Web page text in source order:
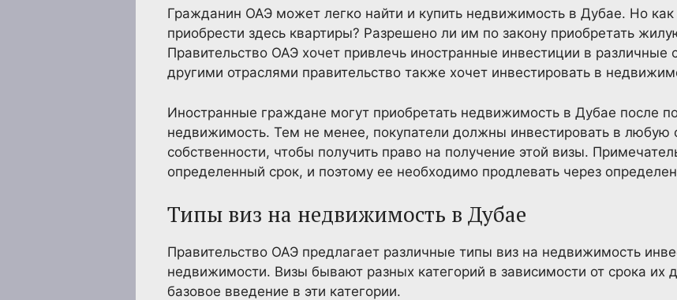
Гражданин ОАЭ может легко найти и купить недвижимость в Дубае. Но
приобрести здесь квартиры? Разрешено ли им по закону приобретать
Правительство ОАЭ хочет привлечь иностранные инвестиции в различные
другими отраслями правительство также хочет инвестировать в
Иностранные граждане могут приобретать недвижимость в Дубае после
недвижимость. Тем не менее, покупатели должны инвестировать в любую
собственности, чтобы получить право на получение этой визы.
определенный срок, и поэтому ее необходимо продлевать через
Типы виз на недвижимость в Дубае
Правительство ОАЭ предлагает различные типы виз на недвижимость
недвижимости. Визы бывают разных категорий в зависимости от срока их
базовое введение в эти категории.